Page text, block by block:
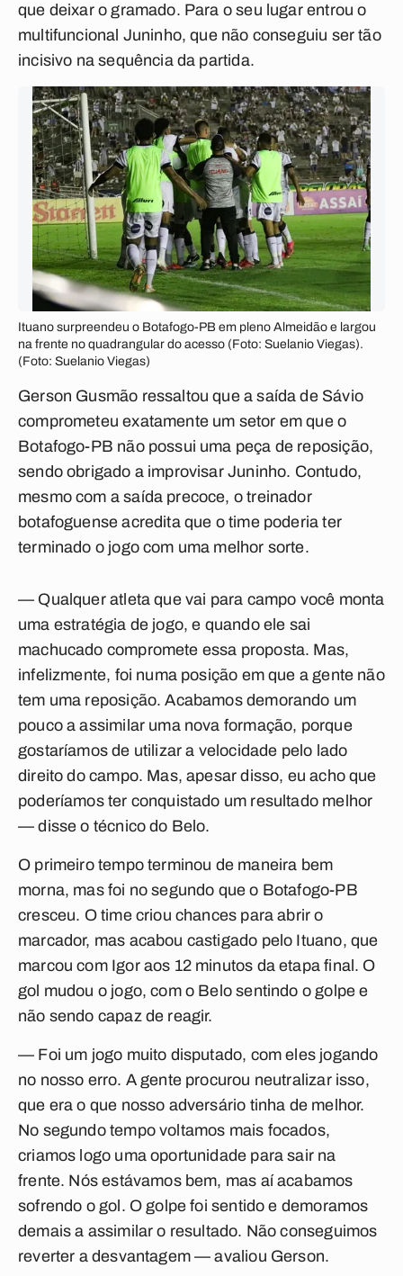
que deixar o gramado. Para o seu lugar entrou o
multifuncional Juninho, que não conseguiu ser tão
incisivo na sequência da partida.
Ituano surpreendeu o Botafogo-PB em pleno Almeidão e largou
na frente no quadrangular do acesso (Foto: Suelanio Viegas).
(Foto: Suelanio Viegas)
Gerson Gusmão ressaltou que a saída de Sávio
comprometeu exatamente um setor em que o
Botafogo-PB não possui uma peça de reposição,
sendo obrigado a improvisar Juninho. Contudo,
mesmo com a saída precoce, o treinador
botafoguense acredita que o time poderia ter
terminado o jogo com uma melhor sorte.
— Qualquer atleta que vai para campo você monta
uma estratégia de jogo, e quando ele sai
machucado compromete essa proposta. Mas,
infelizmente, foi numa posição em que a gente não
tem uma reposição. Acabamos demorando um
pouco a assimilar uma nova formação, porque
gostaríamos de utilizar a velocidade pelo lado
direito do campo. Mas, apesar disso, eu acho que
poderíamos ter conquistado um resultado melhor
— disse o técnico do Belo.
O primeiro tempo terminou de maneira bem
morna, mas foi no segundo que o Botafogo-PB
cresceu. O time criou chances para abrir o
marcador, mas acabou castigado pelo Ituano, que
marcou com Igor aos 12 minutos da etapa final. O
gol mudou o jogo, com o Belo sentindo o golpe e
não sendo capaz de reagir.
— Foi um jogo muito disputado, com eles jogando
no nosso erro. A gente procurou neutralizar isso,
que era o que nosso adversário tinha de melhor.
No segundo tempo voltamos mais focados,
criamos logo uma oportunidade para sair na
frente. Nós estávamos bem, mas aí acabamos
sofrendo o gol. O golpe foi sentido e demoramos
demais a assimilar o resultado. Não conseguimos
reverter a desvantagem — avaliou Gerson.